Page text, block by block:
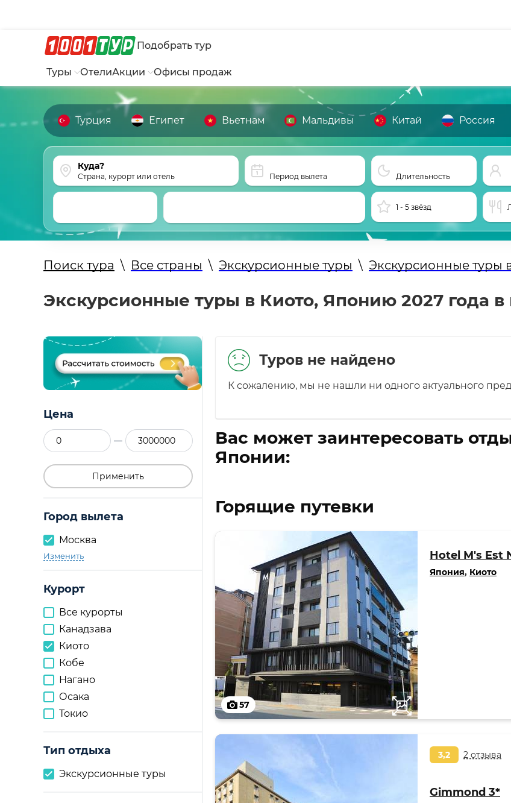
Подобрать тур
Туры ОтелиАкции Офисы продаж
Турция Египет Вьетнам Мальдивы Китай Россия
Страна, курорт или отель Период вылета Длительность
1 - 5 звёзд
Поиск тура \ Все страны \ Экскурсионные туры \ Экскурсионные туры
Экскурсионные туры в Киото, Японию 2027 года
Цена
—
Применить
Город вылета
Москва
Изменить
Курорт
Все курорты
Канадзава
Киото
Кобе
Нагано
Осака
Токио
Тип отдыха
Экскурсионные туры
Туров не найдено
К сожалению, мы не нашли ни одного актуального
Вас может заинтересовать
Японии:
Горящие путевки
57
Hotel M's Est
Япония, Киото
3,2 2 отзыва
Gimmond 3*